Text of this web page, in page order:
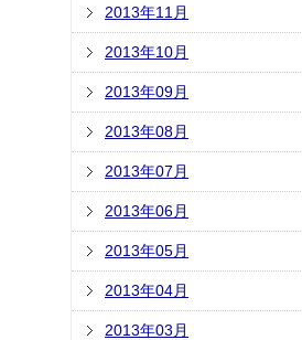
2013年11月
2013年10月
2013年09月
2013年08月
2013年07月
2013年06月
2013年05月
2013年04月
2013年03月